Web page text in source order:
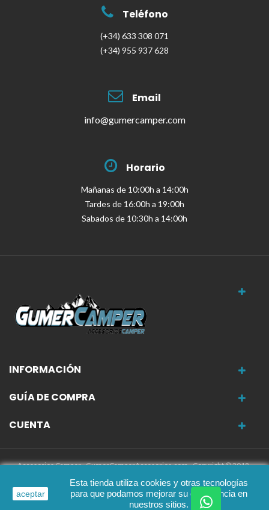
aceptar
Esta tienda utiliza cookies y otras tecnologías
para que podamos mejorar su experiencia en
nuestros sitios.
Teléfono
(+34) 633 308 071
(+34) 955 937 628
Email
info@gumercamper.com
Horario
Mañanas de 10:00h a 14:00h
Tardes de 16:00h a 19:00h
Sabados de 10:30h a 14:00h
INFORMACIÓN
GUÍA DE COMPRA
CUENTA
Accesorios Camper - GumerCamperAccesorios.com - Copyright © 2018-
2025